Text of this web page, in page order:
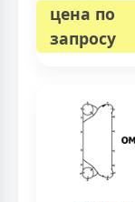
цена по
запросу